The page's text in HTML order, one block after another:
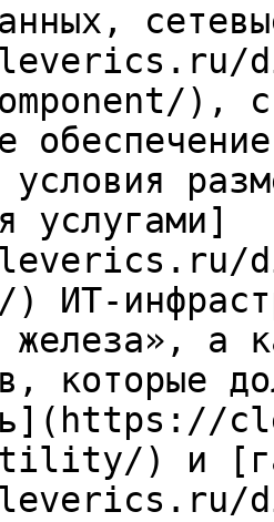
),
условия
услугами]
) ИТ-
железа», а
которые
) и